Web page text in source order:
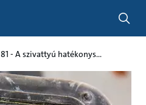
81 - A szivattyú hatékonys...